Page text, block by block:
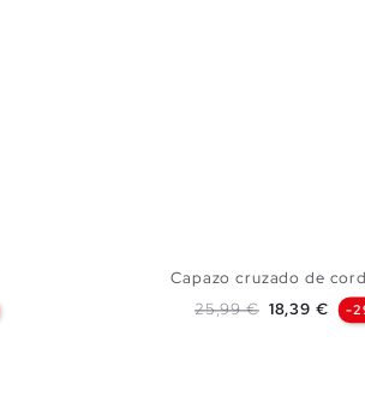
Capazo cruzado de
Preço normal
25,99 € Preço
18,39 € -